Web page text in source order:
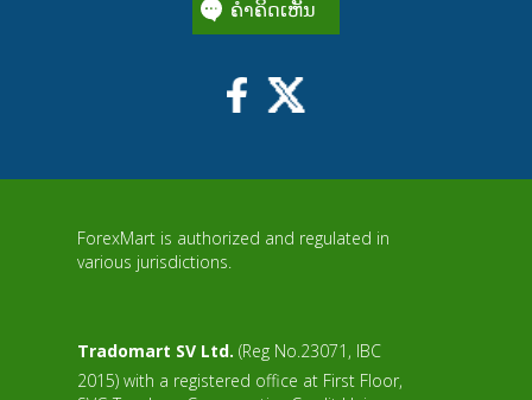
ຄໍາຄິດເຫັນ
ForexMart is authorized and regulated in
various jurisdictions.
Tradomart SV Ltd. (Reg No.23071, IBC
2015) with a registered office at First Floor,